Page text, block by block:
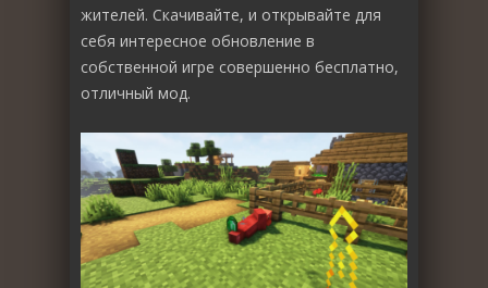
жителей. Скачивайте, и открывайте для
себя интересное обновление в
собственной игре совершенно бесплатно,
отличный мод.